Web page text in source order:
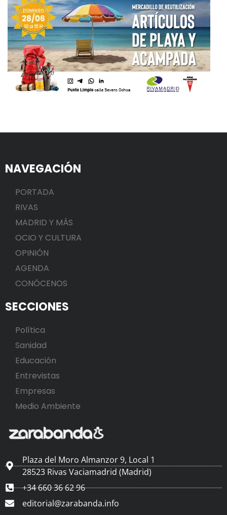
NAVEGACIÓN
PORTADA
RIVAS
MADRID Y MÁS
OCIO Y CULTURA
OPINIÓN
AGENDA
CONÓCENOS
SECCIONES
Política
Sanidad
Educación
Entrevistas
Empresas
Medio Ambiente
Plaza del Moro Almanzor 9, Local 1
28523 Rivas Vaciamadrid (Madrid)
+34 660 36 62 96
editorial@zarabanda.info